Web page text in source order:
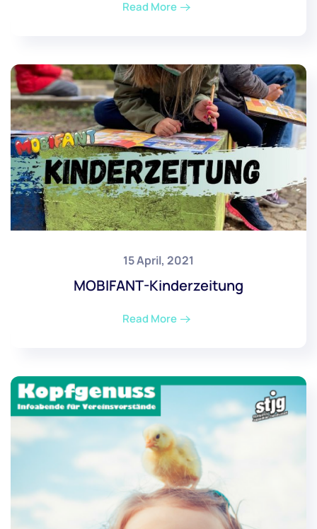
Read More
15 April, 2021
MOBIFANT-Kinderzeitung
Read More